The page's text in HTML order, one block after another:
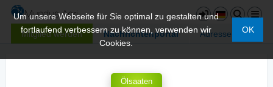
Mitglied werden Nachrichtenportal Adressen
Um unsere Webseite für Sie optimal zu gestalten und
fortlaufend verbessern zu können, verwenden wir
Cookies.
OK
Ölsaaten